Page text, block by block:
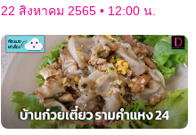
22 สิงหาคม 2565 12:00 น.